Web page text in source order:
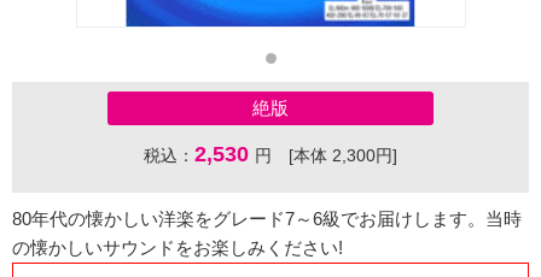
絶版
税込： 2,530 円 [本体 2,300円]
80年代の懐かしい洋楽をグレード7～6級でお届けします。当時
の懐かしいサウンドをお楽しみください!